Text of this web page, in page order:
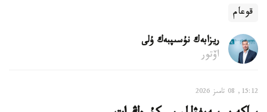
قوعام
ريزابەك نۇسىپبەك ۇلى
اۆتور
15:12, 08 تامىز 2026